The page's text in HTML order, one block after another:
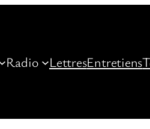
Radio LettresEntretiens